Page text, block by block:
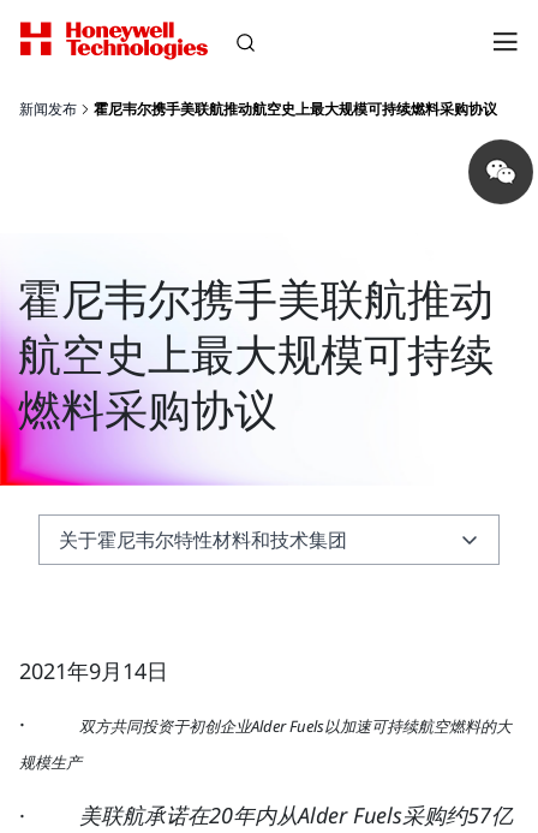
新闻发布 霍尼韦尔携手美联航推动航空史上最大规模可持续燃料采购协议
Share
on
wechat
霍尼韦尔携手美联航推动
航空史上最大规模可持续
燃料采购协议
关于霍尼韦尔特性材料和技术集团
2021年9月14日
·
双方共同投资于初创企业AlderFuels以加速可持续航空燃料的大
规模生产
· 美联航承诺在20年内从Alder Fuels采购约57亿